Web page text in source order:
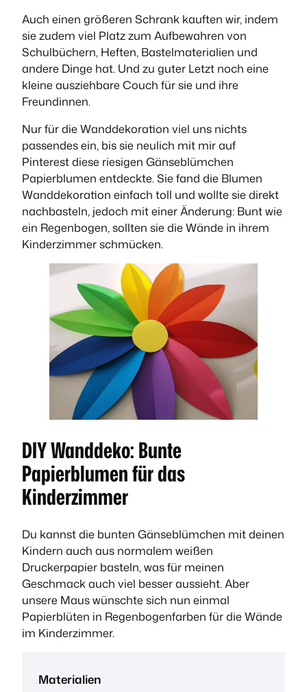
Auch einen größeren Schrank kauften wir, indem
sie zudem viel Platz zum Aufbewahren von
Schulbüchern, Heften, Bastelmaterialien und
andere Dinge hat. Und zu guter Letzt noch eine
kleine ausziehbare Couch für sie und ihre
Freundinnen.
Nur für die Wanddekoration viel uns nichts
passendes ein, bis sie neulich mit mir auf
Pinterest diese riesigen Gänseblümchen
Papierblumen entdeckte. Sie fand die Blumen
Wanddekoration einfach toll und wollte sie direkt
nachbasteln, jedoch mit einer Änderung: Bunt wie
ein Regenbogen, sollten sie die Wände in ihrem
Kinderzimmer schmücken.
DIY Wanddeko: Bunte
Papierblumen für das
Kinderzimmer
Du kannst die bunten Gänseblümchen mit deinen
Kindern auch aus normalem weißen
Druckerpapier basteln, was für meinen
Geschmack auch viel besser aussieht. Aber
unsere Maus wünschte sich nun einmal
Papierblüten in Regenbogenfarben für die Wände
im Kinderzimmer.
Materialien